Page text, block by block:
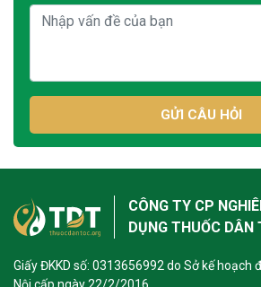
GỬI CÂU HỎI
CÔNG TY CP
DỤNG THUỐC DÂN
Giấy ĐKKD số: 0313656992 do Sở kế hoạch